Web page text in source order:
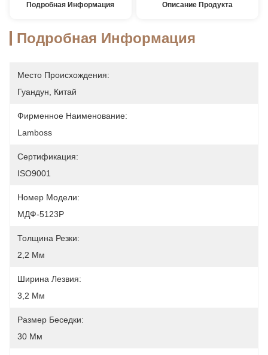
Подробная Информация Описание Продукта
Подробная Информация
Место Происхождения:
Гуандун, Китай
Фирменное Наименование:
Lamboss
Сертификация:
ISO9001
Номер Модели:
МДФ-5123Р
Толщина Резки:
2,2 Мм
Ширина Лезвия:
3,2 Мм
Размер Беседки:
30 Мм